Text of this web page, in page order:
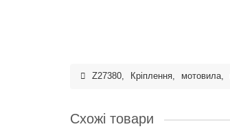
Z27380, Кріплення, мотовила,
Схожі товари